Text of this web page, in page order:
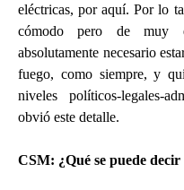
eléctricas, por aquí. Por lo
cómodo pero de muy
absolutamente necesario
fuego, como siempre, y
niveles políticos-legales-
obvió este detalle.
CSM: ¿Qué se puede decir